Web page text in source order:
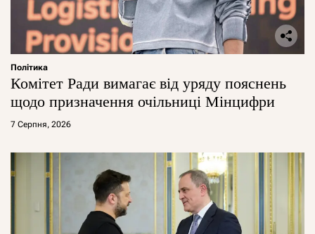
Політика
Комітет Ради вимагає від уряду пояснень
щодо призначення очільниці Мінцифри
7 Серпня, 2026